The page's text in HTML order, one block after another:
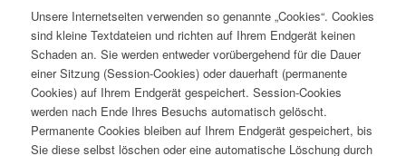
Unsere Internetseiten verwenden so genannte „Cookies“. Cookies
sind kleine Textdateien und richten auf Ihrem Endgerät keinen
Schaden an. Sie werden entweder vorübergehend für die Dauer
einer Sitzung (Session-Cookies) oder dauerhaft (permanente
Cookies) auf Ihrem Endgerät gespeichert. Session-Cookies
werden nach Ende Ihres Besuchs automatisch gelöscht.
Permanente Cookies bleiben auf Ihrem Endgerät gespeichert, bis
Sie diese selbst löschen oder eine automatische Löschung durch